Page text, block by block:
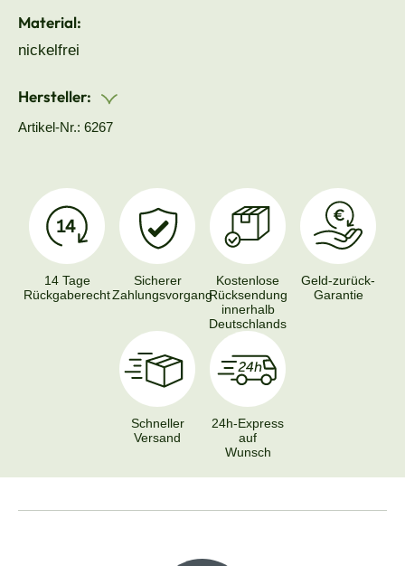
Material:
nickelfrei
Hersteller:
Artikel-Nr.: 6267
14 Tage
Rückgaberecht
Sicherer
Zahlungsvorgang
Kostenlose
Rücksendung
innerhalb
Deutschlands
Geld-zurück-
Garantie
Schneller
Versand
24h-Express
auf
Wunsch